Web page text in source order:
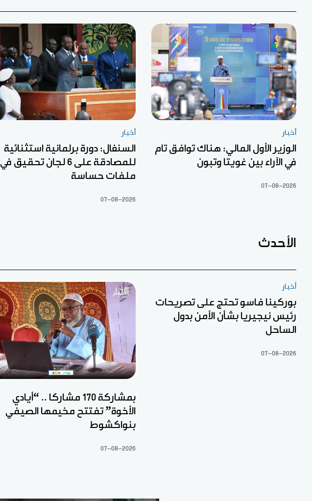
أخبار
الوزير الأول المالي: هناك توافق تام
في الآراء بين غويتا وتبون
07-08-2026
أخبار
السنغال: دورة برلمانية استثنائية
للمصادقة على 6 لجان تحقيق في
ملفات حساسة
07-08-2026
الأحدث
أخبار
بوركينا فاسو تحتج على تصريحات
رئيس نيجيريا بشأن الأمن بدول
الساحل
07-08-2026
بمشاركة 170 مشاركا .. “أيادي
الأخوة” تفتتح مخيمها الصيفي
بنواكشوط
07-08-2026